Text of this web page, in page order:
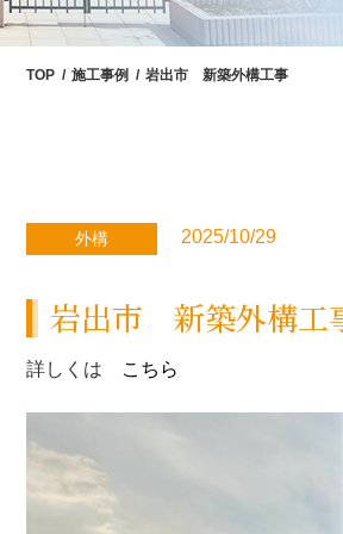
TOP 施工事例 岩出市 新築外構工事
外構 2025/10/29
岩出市 新築外構工
詳しくは こちら